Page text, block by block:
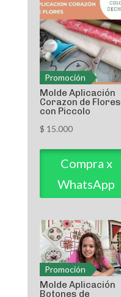
Promoción
Molde Aplicación
Corazon de Flores
con Piccolo
$ 15.000
Compra x
WhatsApp
Promoción
Molde Aplicación
Botones de